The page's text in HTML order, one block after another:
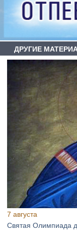
ДРУГИЕ
7 августа
Святая Олимпиада